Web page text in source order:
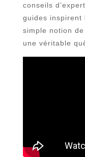
conseils
guides inspirent
simple notion
une véritable